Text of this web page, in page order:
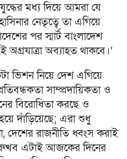
মধ্য দিয়ে আমরা যে
নেতৃত্বে তা এগিয়ে
পর স্মার্ট বাংলাদেশ
অব্যাহত থাকবে।’
ভিশন নিয়ে দেশ এগিয়ে
সাম্প্রদায়িকতা ও
বিরোধিতা করছে ও
দাঁড়িয়েছে; এরা শুধু
দেশের রাজনীতি ধ্বংস করাই
এটাই আজকের দিনের